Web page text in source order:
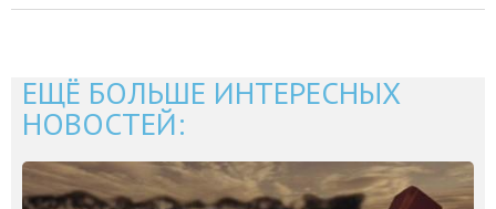
ЕЩЁ БОЛЬШЕ ИНТЕРЕСНЫХ
НОВОСТЕЙ: